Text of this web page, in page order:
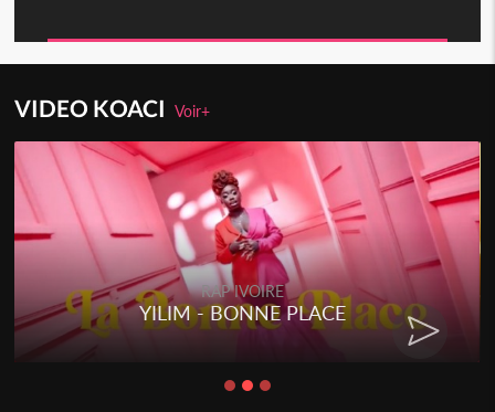
VIDEO KOACIVoir+
RAP IVOIRE
YILIM - BONNE PLACE